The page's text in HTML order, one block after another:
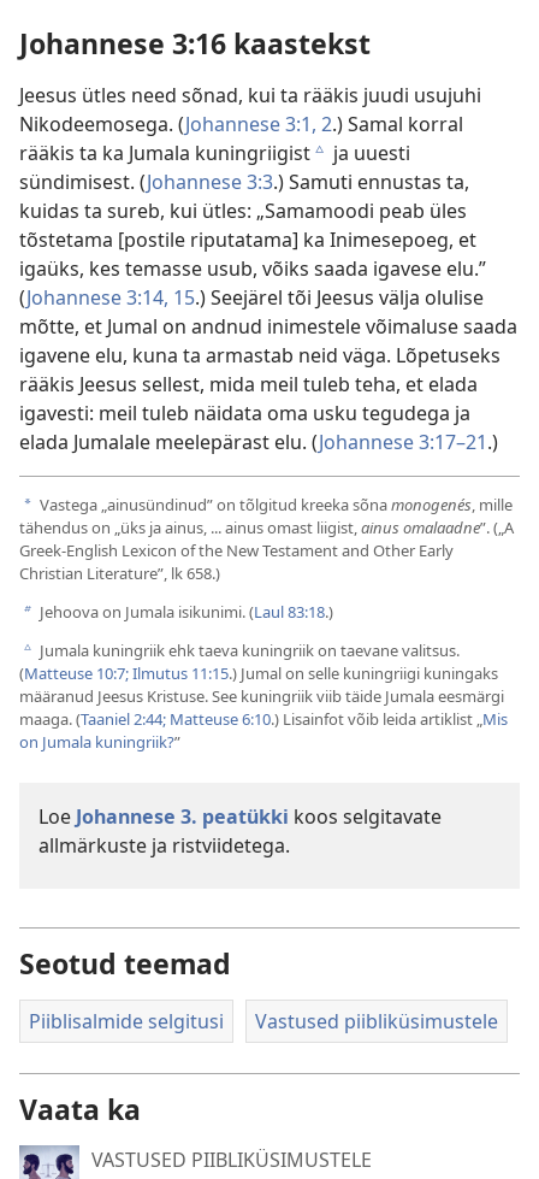
Johannese 3:16 kaastekst
Jeesus ütles need sõnad, kui ta rääkis juudi usujuhi
Nikodeemosega. (Johannese 3:1, 2.) Samal korral
rääkis ta ka Jumala kuningriigistc ja uuesti
sündimisest. (Johannese 3:3.) Samuti ennustas ta,
kuidas ta sureb, kui ütles: „Samamoodi peab üles
tõstetama [postile riputatama] ka Inimesepoeg, et
igaüks, kes temasse usub, võiks saada igavese elu.”
(Johannese 3:14, 15.) Seejärel tõi Jeesus välja olulise
mõtte, et Jumal on andnud inimestele võimaluse saada
igavene elu, kuna ta armastab neid väga. Lõpetuseks
rääkis Jeesus sellest, mida meil tuleb teha, et elada
igavesti: meil tuleb näidata oma usku tegudega ja
elada Jumalale meelepärast elu. (Johannese 3:17–21.)
a Vastega „ainusündinud” on tõlgitud kreeka sõnamonogenés, mille
tähendus on „üks ja ainus, ... ainus omast liigist,ainus omalaadne”. („A
Greek-English Lexicon of the New Testament and Other Early
Christian Literature”, lk 658.)
b Jehoova on Jumala isikunimi. (Laul 83:18.)
c Jumala kuningriik ehk taeva kuningriik on taevane valitsus.
(Matteuse 10:7;Ilmutus 11:15.) Jumal on selle kuningriigi kuningaks
määranud Jeesus Kristuse. See kuningriik viib täide Jumala eesmärgi
maaga. (Taaniel 2:44; Matteuse 6:10.) Lisainfot võib leida artiklist „Mis
on Jumala kuningriik?”
Loe Johannese 3. peatükki koos selgitavate
allmärkuste ja ristviidetega.
Seotud teemad
Piiblisalmide selgitusi Vastused piibliküsimustele
Vaata ka
VASTUSED PIIBLIKÜSIMUSTELE